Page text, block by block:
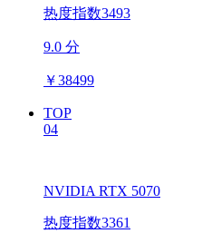
热度指数3493
9.0 分
￥38499
TOP
04
NVIDIA RTX 5070
热度指数3361